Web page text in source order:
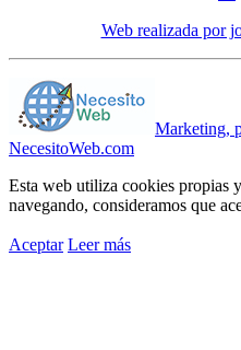
Web realizada por
Marketing,
NecesitoWeb.com
Esta web utiliza cookies propias
navegando, consideramos que
Aceptar Leer más